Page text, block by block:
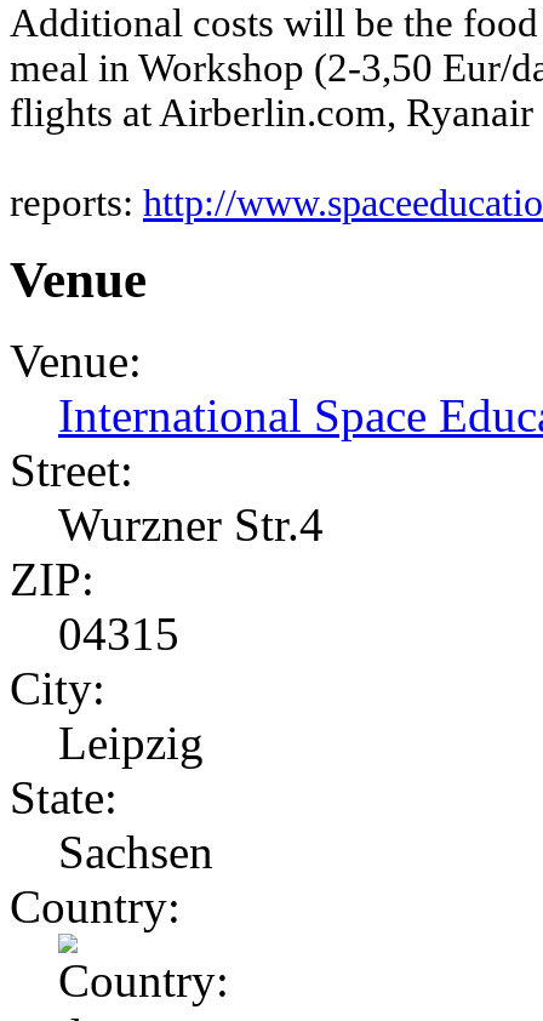
Additional costs will be the
meal in Workshop (2-3,50 Eur/
flights at Airberlin.com,
reports: http://
Venue
Venue:
International Space
Street:
Wurzner Str.4
ZIP:
04315
City:
Leipzig
State:
Sachsen
Country: